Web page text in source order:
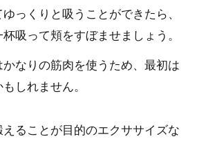
っくりと吸うことができたら、
吸って頬をすぼませましょう。
なりの筋肉を使うため、最初は
しれません。
えることが目的のエクササイズな